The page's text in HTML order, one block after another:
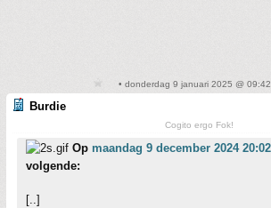
• donderdag 9 januari 2025 @ 09:42
Burdie
Cogito ergo Fok!
Op maandag 9 december 2024 20:02
volgende:
[..]